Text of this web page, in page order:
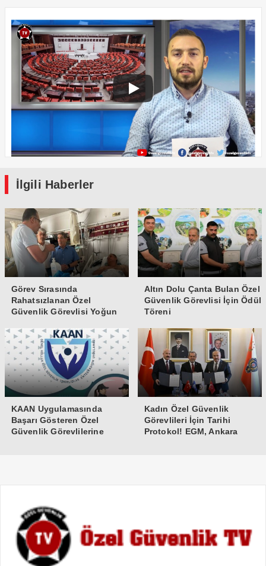
İlgili Haberler
Görev Sırasında
Rahatsızlanan Özel
Güvenlik Görevlisi Yoğun
Altın Dolu Çanta Bulan Özel
Güvenlik Görevlisi İçin Ödül
Töreni
KAAN Uygulamasında
Başarı Gösteren Özel
Güvenlik Görevlilerine
Kadın Özel Güvenlik
Görevlileri İçin Tarihi
Protokol! EGM, Ankara